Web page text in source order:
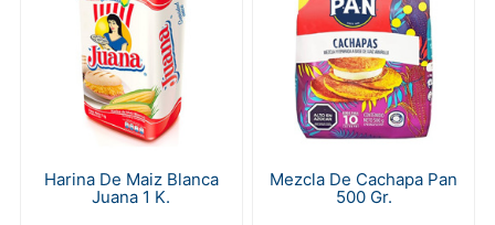
Harina De Maiz Blanca
Juana 1 K.
Mezcla De Cachapa Pan
500 Gr.